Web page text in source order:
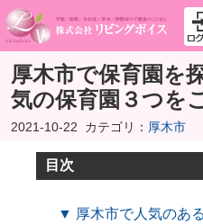
厚木市で保育園を
気の保育園３つを
2021-10-22 カテゴリ： 厚木市
目次
▼ 厚木市で人気のあ